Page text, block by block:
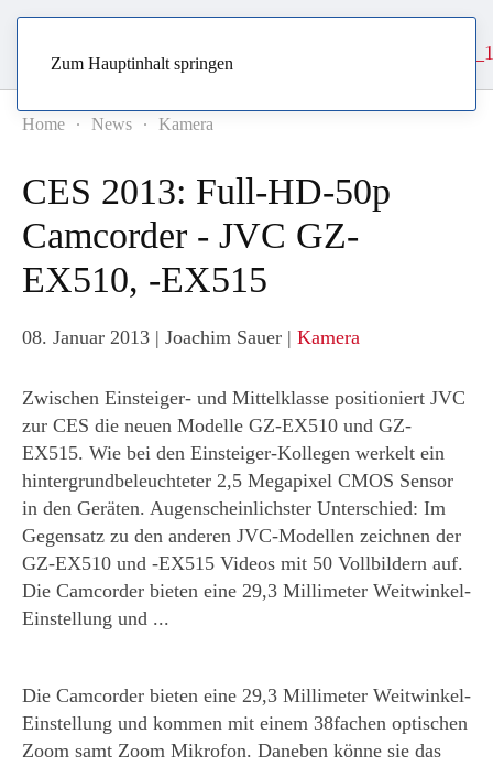
Zum Hauptinhalt springen
Home News Kamera
CES 2013: Full-HD-50p
Camcorder - JVC GZ-
EX510, -EX515
08. Januar 2013 | Joachim Sauer | Kamera
Zwischen Einsteiger- und Mittelklasse positioniert JVC
zur CES die neuen Modelle GZ-EX510 und GZ-
EX515. Wie bei den Einsteiger-Kollegen werkelt ein
hintergrundbeleuchteter 2,5 Megapixel CMOS Sensor
in den Geräten. Augenscheinlichster Unterschied: Im
Gegensatz zu den anderen JVC-Modellen zeichnen der
GZ-EX510 und -EX515 Videos mit 50 Vollbildern auf.
Die Camcorder bieten eine 29,3 Millimeter Weitwinkel-
Einstellung und ...
Die Camcorder bieten eine 29,3 Millimeter Weitwinkel-
Einstellung und kommen mit einem 38fachen optischen
Zoom samt Zoom Mikrofon. Daneben könne sie das